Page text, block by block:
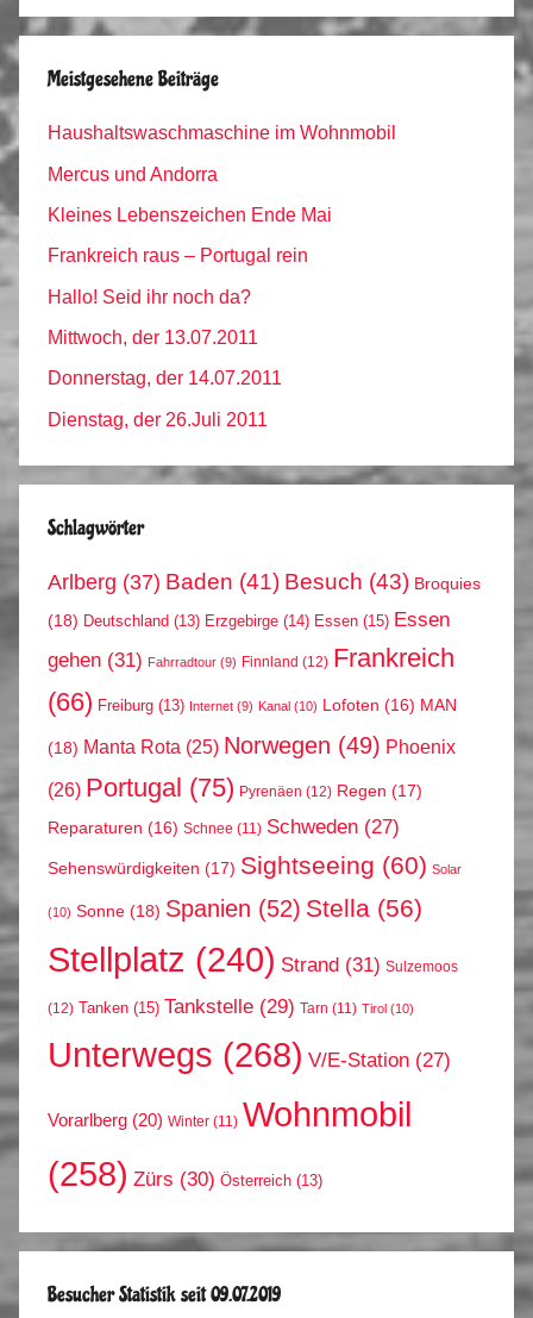
Meistgesehene Beiträge
Haushaltswaschmaschine im Wohnmobil
Mercus und Andorra
Kleines Lebenszeichen Ende Mai
Frankreich raus – Portugal rein
Hallo! Seid ihr noch da?
Mittwoch, der 13.07.2011
Donnerstag, der 14.07.2011
Dienstag, der 26.Juli 2011
Schlagwörter
Arlberg (37) Baden (41) Besuch (43) Broquies
(18) Deutschland (13) Erzgebirge (14) Essen (15) Essen
gehen (31) Fahrradtour (9) Finnland (12) Frankreich
(66) Freiburg (13) Internet (9) Kanal (10) Lofoten (16) MAN
(18) Manta Rota (25) Norwegen (49) Phoenix
(26) Portugal (75) Pyrenäen (12) Regen (17)
Reparaturen (16) Schnee (11) Schweden (27)
Sehenswürdigkeiten (17) Sightseeing (60) Solar
(10) Sonne (18) Spanien (52) Stella (56)
Stellplatz (240) Strand (31) Sulzemoos
(12) Tanken (15) Tankstelle (29) Tarn (11) Tirol (10)
Unterwegs (268) V/E-Station (27)
Vorarlberg (20) Winter (11) Wohnmobil
(258) Zürs (30) Österreich (13)
Besucher Statistik seit 09.07.2019